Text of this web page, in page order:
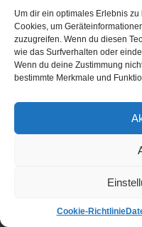
Um dir ein optimales Erlebnis
Cookies, um
zuzugreifen. Wenn du diesen
wie das Surfverhalten oder
Wenn du deine Zustimmung
bestimmte Merkmale und
Cookie-Richtlinie